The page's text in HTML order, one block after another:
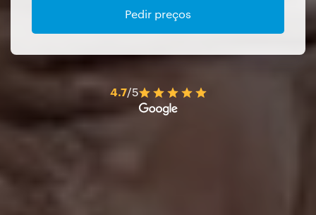
Pedir preços
4.7/5